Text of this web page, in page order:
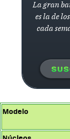
La gran
es la de
cada
Modelo